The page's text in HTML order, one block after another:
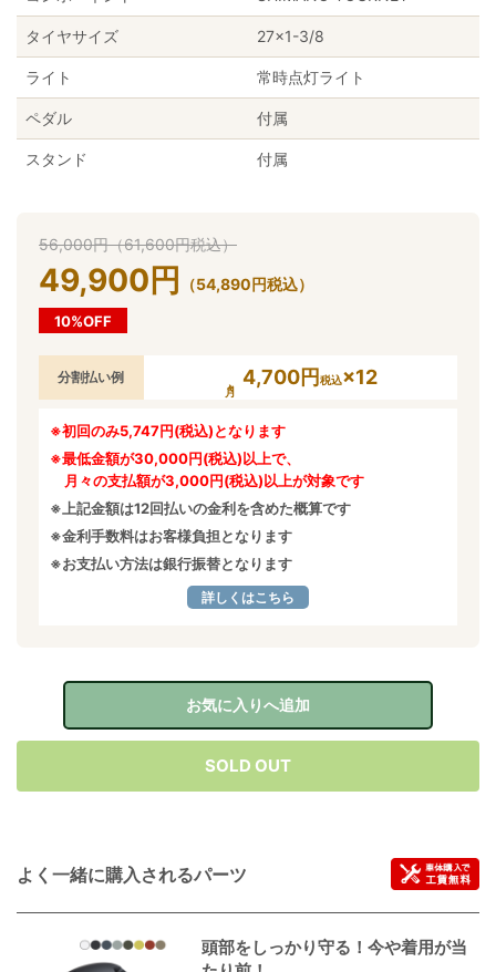
タイヤサイズ 27×1-3/8
ライト 常時点灯ライト
ペダル 付属
スタンド 付属
56,000円（61,600円税込）
49,900円 （54,890円税込）
10%OFF
分割払い例 4,700円 税込×12
※初回のみ5,747円(税込)となります
※最低金額が30,000円(税込)以上で、
月々の支払額が3,000円(税込)以上が対象です
※上記金額は12回払いの金利を含めた概算です
※金利手数料はお客様負担となります
※お支払い方法は銀行振替となります
詳しくはこちら
お気に入りへ追加
SOLD OUT
よく一緒に購入されるパーツ
頭部をしっかり守る！今や着用が当